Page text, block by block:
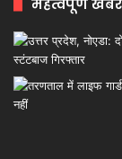
महत्वपूर्ण खबर